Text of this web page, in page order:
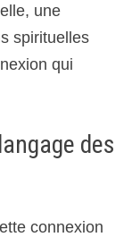
une
spirituelles
qui
des
connexion